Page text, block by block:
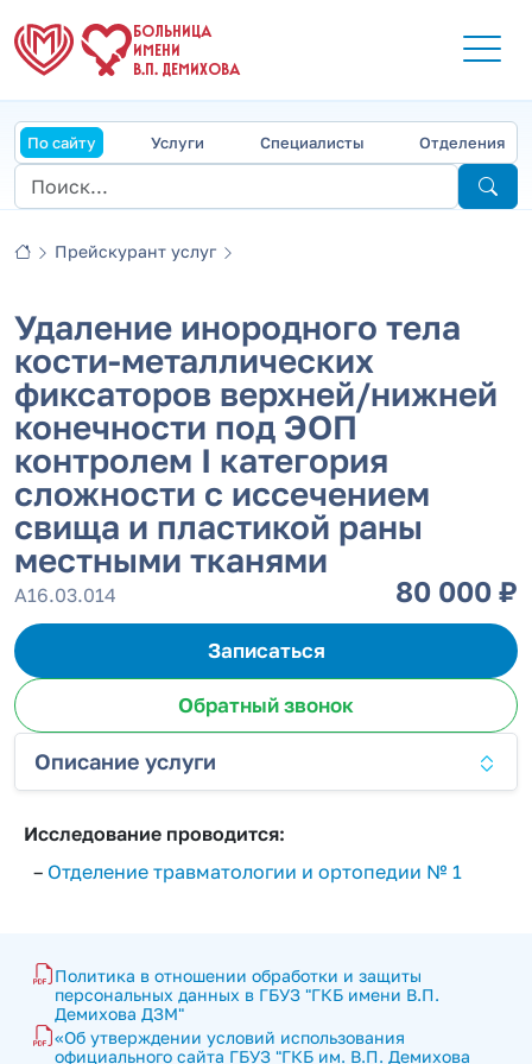
БОЛЬНИЦА
ИМЕНИ
В.П. ДЕМИХОВА
По сайту Услуги Специалисты Отделения
Прейскурант услуг
Удаление инородного тела
кости-металлических
фиксаторов верхней/нижней
конечности под ЭОП
контролем I категория
сложности с иссечением
свища и пластикой раны
местными тканями
А16.03.014 80 000 ₽
Записаться
Обратный звонок
Описание услуги
Исследование проводится:
– Отделение травматологии и ортопедии № 1
Политика в отношении обработки и защиты
персональных данных в ГБУЗ "ГКБ имени В.П.
Демихова ДЗМ"
«Об утверждении условий использования
официального сайта ГБУЗ "ГКБ им. В.П. Демихова